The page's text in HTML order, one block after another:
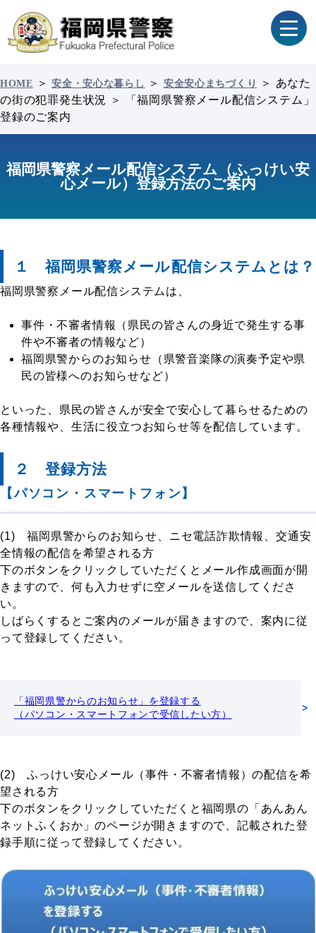
HOME ＞安全・安心な暮らし ＞ 安全安心まちづくり ＞ あなた
の街の犯罪発生状況
＞
「福岡県警察メール配信システム」
登録のご案内
福岡県警察メール配信システム（ふっけい安
心メール）登録方法のご案内
１ 福岡県警察メール配信システムとは？
福岡県警察メール配信システムは、
事件・不審者情報（県民の皆さんの身近で発生する事
件や不審者の情報など）
福岡県警からのお知らせ（県警音楽隊の演奏予定や県
民の皆様へのお知らせなど）
といった、県民の皆さんが安全で安心して暮らせるための
各種情報や、生活に役立つお知らせ等を配信しています。
２ 登録方法
【パソコン・スマートフォン】
(1) 福岡県警からのお知らせ、ニセ電話詐欺情報、交通安
全情報の配信を希望される方
下のボタンをクリックしていただくとメール作成画面が開
きますので、何も入力せずに空メールを送信してくださ
い。
しばらくするとご案内のメールが届きますので、案内に従
って登録してください。
「福岡県警からのお知らせ」を登録する
（パソコン・スマートフォンで受信したい方）
(2) ふっけい安心メール（事件・不審者情報）の配信を希
望される方
下のボタンをクリックしていただくと福岡県の「あんあん
ネットふくおか」のページが開きますので、記載された登
録手順に従って登録してください。